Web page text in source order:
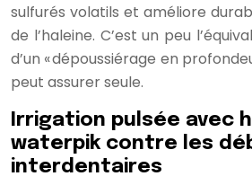
sulfurés volatils et améliore
de l’haleine. C’est un peu
d’un « dépoussiérage en
peut assurer seule.
Irrigation pulsée avec
waterpik contre les
interdentaires